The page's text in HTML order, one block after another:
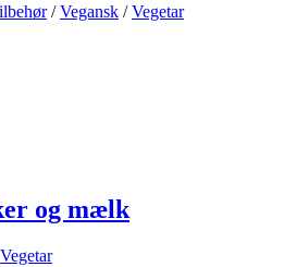
/Vegansk /Vegetar
og mælk
Vegetar